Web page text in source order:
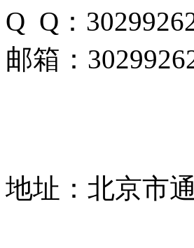
Q Q：
邮箱：
地址：北京市